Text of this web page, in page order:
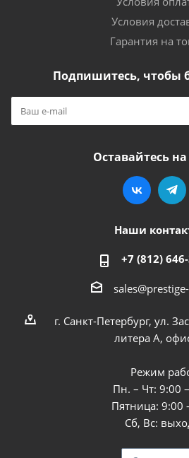
Условия
Гарантия на
Подпишитесь, чтобы
Оставайтесь на
Наши
+7 (812)
г. Санкт-Петербург, ул.
литера А,
Режим
Пн. – Чт: 9:00
Пятница: 9:00
Сб, Вс: